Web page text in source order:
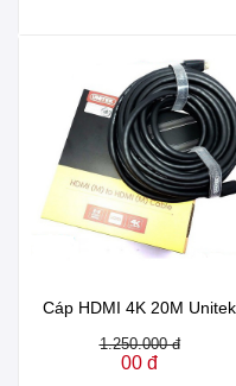
Cáp HDMI 4K 20M Unitek
1.250.000 đ
00 đ